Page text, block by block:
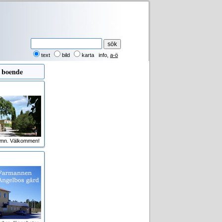
text bild karta info a-ö
Välkommen!